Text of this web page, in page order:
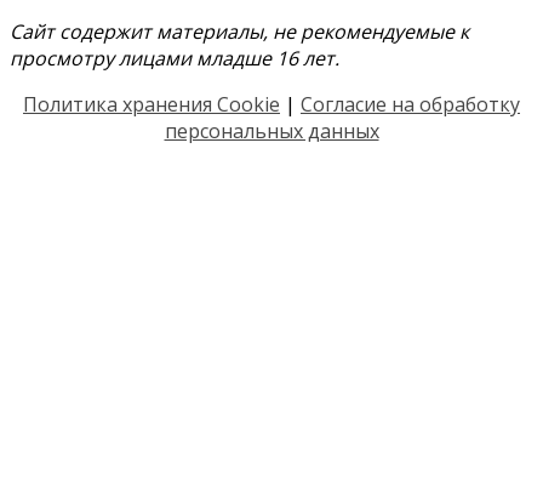
Сайт содержит материалы, не рекомендуемые к
просмотру лицами младше 16 лет.
Политика хранения Cookie | Согласие на обработку
персональных данных